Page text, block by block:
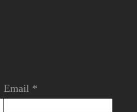
Email *